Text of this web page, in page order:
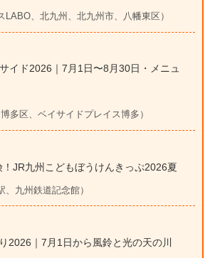
、北九州、北九州市、八幡東区）
イド2026｜7月1日〜8月30日・メニュ
多区、ベイサイドプレイス博多）
JR九州こどもぼうけんきっぷ2026夏
九州鉄道記念館）
2026｜7月1日から風鈴と光の天の川